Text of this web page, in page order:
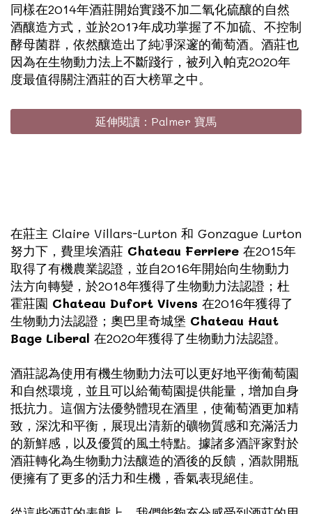
同樣在2014年酒莊開始實踐不加二氧化硫釀的自然
酒釀造方式，並於2017年成功掌握了不加硫、不控制
酵母菌群，依然釀造出了純凈深邃的葡萄酒。酒莊也
因為在生物動力法上不斷踐行，被列入帕克2020年
度最值得關注酒莊的百大榜單之中。
延伸閱讀：Palmer 寶馬
在莊主 Claire Villars-Lurton 和 Gonzague Lurton
努力下，費里埃酒莊 Chateau Ferriere 在2015年
取得了有機農業認證，並自2016年開始向生物動力
法方向轉變，於2018年獲得了生物動力法認證；杜
霍莊園 Chateau Dufort Vivens 在2016年獲得了
生物動力法認證；奧巴里奇城堡 Chateau Haut
Bage Liberal 在2020年獲得了生物動力法認證。
酒莊認為使用有機生物動力法可以更好地平衡葡萄園
和自然環境，並且可以給葡萄園提供能量，增加自身
抵抗力。這個方法優勢體現在酒里，使葡萄酒更加精
致，深沈和平衡，展現出清新的礦物質感和充滿活力
的新鮮感，以及優質的風土特點。據諸多酒評家對於
酒莊轉化為生物動力法釀造的酒後的反饋，酒款開瓶
便擁有了更多的活力和生機，香氣表現絕佳。